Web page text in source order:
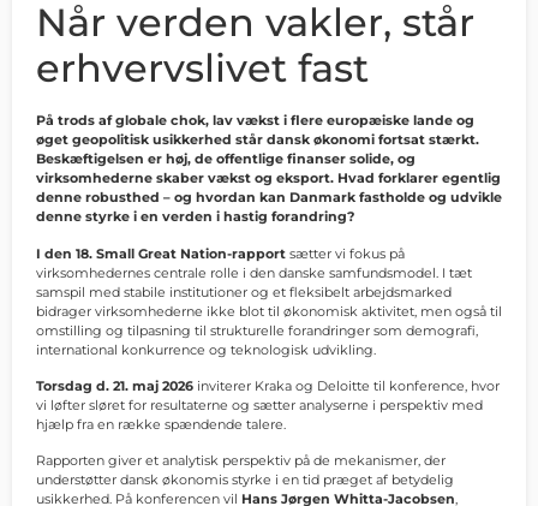
Når verden vakler, står
erhvervslivet fast
På trods af globale chok, lav vækst i flere europæiske lande og
øget geopolitisk usikkerhed står dansk økonomi fortsat stærkt.
Beskæftigelsen er høj, de offentlige finanser solide, og
virksomhederne skaber vækst og eksport. Hvad forklarer egentlig
denne robusthed – og hvordan kan Danmark fastholde og udvikle
denne styrke i en verden i hastig forandring?
I den 18. Small Great Nation-rapport sætter vi fokus på
virksomhedernes centrale rolle i den danske samfundsmodel. I tæt
samspil med stabile institutioner og et fleksibelt arbejdsmarked
bidrager virksomhederne ikke blot til økonomisk aktivitet, men også til
omstilling og tilpasning til strukturelle forandringer som demografi,
international konkurrence og teknologisk udvikling.
Torsdag d. 21. maj 2026 inviterer Kraka og Deloitte til konference, hvor
vi løfter sløret for resultaterne og sætter analyserne i perspektiv med
hjælp fra en række spændende talere.
Rapporten giver et analytisk perspektiv på de mekanismer, der
understøtter dansk økonomis styrke i en tid præget af betydelig
usikkerhed. På konferencen vil Hans Jørgen Whitta-Jacobsen,